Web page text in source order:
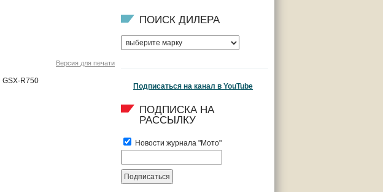
Версия для печати
ПОИСК ДИЛЕРА
Подписаться на канал в YouTube
ПОДПИСКА НА
РАССЫЛКУ
Новости журнала "Мото"